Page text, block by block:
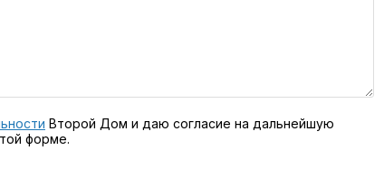
Второй Дом и даю согласие на дальнейшую
форме.